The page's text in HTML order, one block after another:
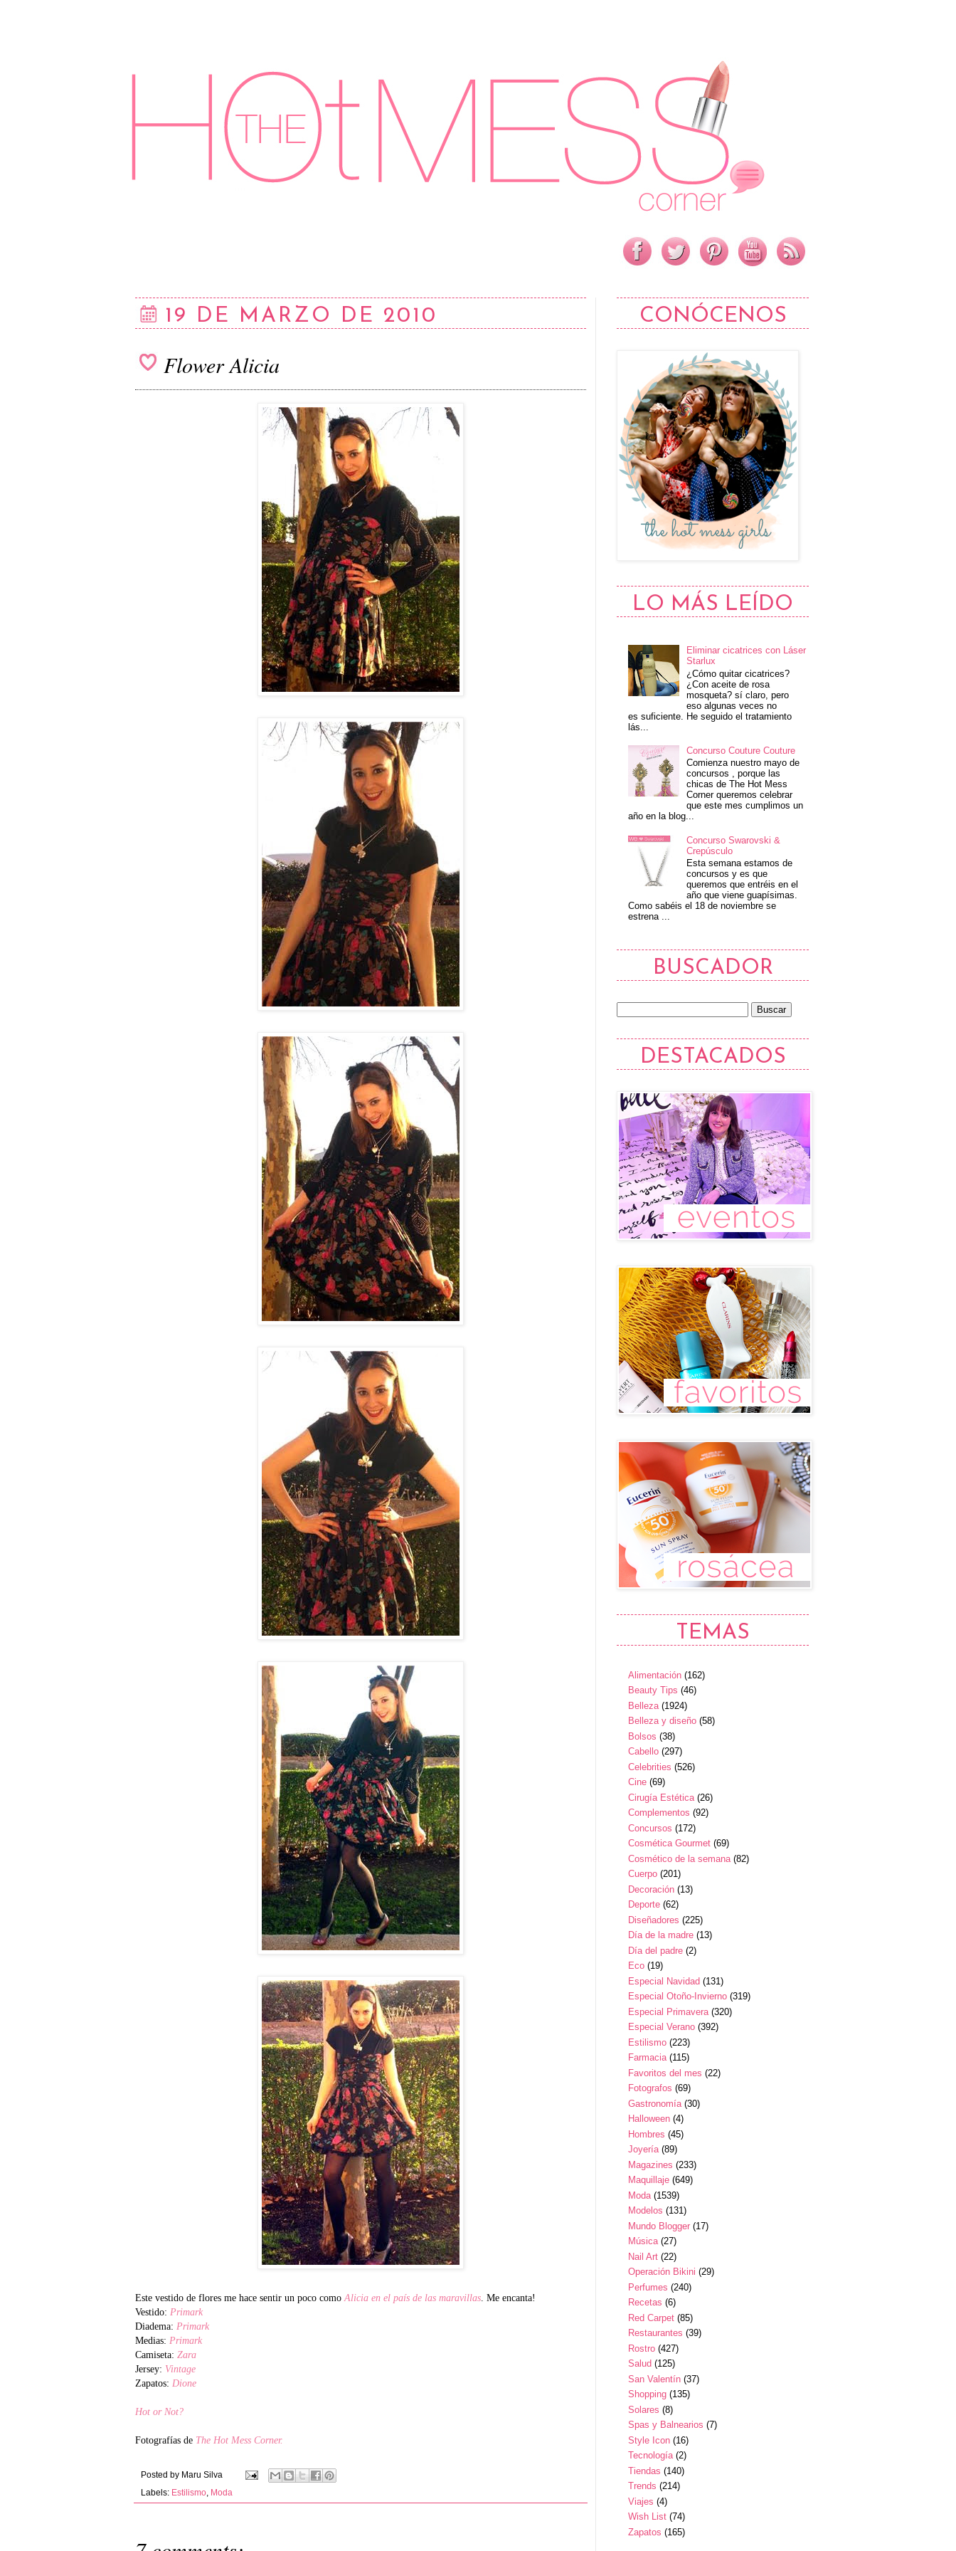
19 DE MARZO DE 2010
Flower Alicia
Este vestido de flores me hace sentir un poco como Alicia en el país de las maravillas . Me encanta!
Vestido: Primark
Diadema: Primark
Medias: Primark
Camiseta: Zara
Jersey: Vintage
Zapatos: Dione
Hot or Not?
Fotografías de The Hot Mess Corner.
Posted by Maru Silva
Labels: Estilismo Moda
CONÓCENOS
LO MÁS LEÍDO
Eliminar cicatrices con Láser
Starlux
¿Cómo quitar cicatrices?
¿Con aceite de rosa
mosqueta? sí claro, pero
eso algunas veces no
es suficiente. He seguido el tratamiento
lás...
Concurso Couture Couture
Comienza nuestro mayo de
concursos , porque las
chicas de The Hot Mess
Corner queremos celebrar
que este mes cumplimos un
año en la blog...
Concurso Swarovski &
Crepúsculo
Esta semana estamos de
concursos y es que
queremos que entréis en el
año que viene guapísimas.
Como sabéis el 18 de noviembre se
estrena ...
BUSCADOR
DESTACADOS
TEMAS
Alimentación (162)
Beauty Tips (46)
Belleza (1924)
Belleza y diseño (58)
Bolsos (38)
Cabello (297)
Celebrities (526)
Cine (69)
Cirugía Estética (26)
Complementos (92)
Concursos (172)
Cosmética Gourmet (69)
Cosmético de la semana (82)
Cuerpo (201)
Decoración (13)
Deporte (62)
Diseñadores (225)
Día de la madre (13)
Día del padre (2)
Eco (19)
Especial Navidad (131)
Especial Otoño-Invierno (319)
Especial Primavera (320)
Especial Verano (392)
Estilismo (223)
Farmacia (115)
Favoritos del mes (22)
Fotografos (69)
Gastronomía (30)
Halloween (4)
Hombres (45)
Joyería (89)
Magazines (233)
Maquillaje (649)
Moda (1539)
Modelos (131)
Mundo Blogger (17)
Música (27)
Nail Art (22)
Operación Bikini (29)
Perfumes (240)
Recetas (6)
Red Carpet (85)
Restaurantes (39)
Rostro (427)
Salud (125)
San Valentín (37)
Shopping (135)
Solares (8)
Spas y Balnearios (7)
Style Icon (16)
Tecnología (2)
Tiendas (140)
Trends (214)
Viajes (4)
Wish List (74)
Zapatos (165)